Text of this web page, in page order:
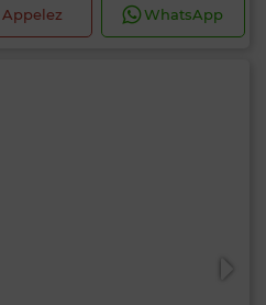
Appelez WhatsApp